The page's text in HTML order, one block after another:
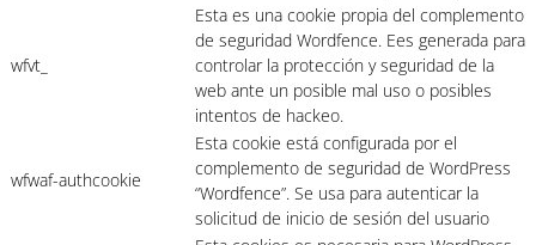
wfvt_
Esta es una cookie propia del complemento
de seguridad Wordfence. Ees generada para
controlar la protección y seguridad de la
web ante un posible mal uso o posibles
intentos de hackeo.
wfwaf-authcookie
Esta cookie está configurada por el
complemento de seguridad de WordPress
“Wordfence”. Se usa para autenticar la
solicitud de inicio de sesión del usuario